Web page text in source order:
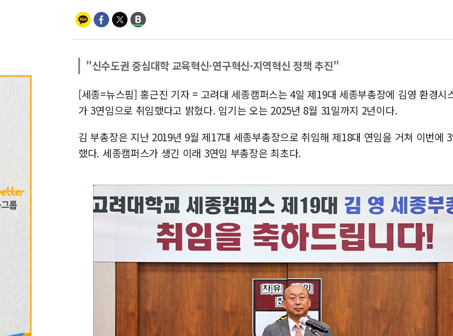
[컨콜]
[특징주
HDC랩
[컨콜] 네
美공화,
롯데쇼
합수본,
교원그룹
벤처업계
"신수도권 중심대학 교육혁신·연구혁신·지역혁신 정책 추진"
[세종=뉴스핌] 홍근진 기자 = 고려대 세종캠퍼스는 4일 제19대 세종부총장에 김영 환경시
가 3연임으로 취임했다고 밝혔다. 임기는 오는 2025년 8월 31일까지 2년이다.
김 부총장은 지난 2019년 9월 제17대 세종부총장으로 취임해 제18대 연임을 거쳐 이번에
했다. 세종캠퍼스가 생긴 이래 3연임 부총장은 최초다.